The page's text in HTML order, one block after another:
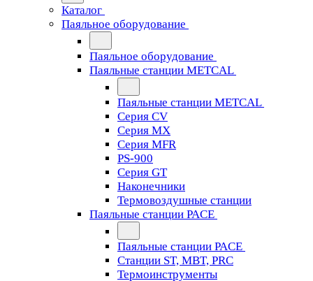
Каталог
Паяльное оборудование
Паяльное оборудование
Паяльные станции METCAL
Паяльные станции METCAL
Серия CV
Серия MX
Серия MFR
PS-900
Серия GT
Наконечники
Термовоздушные станции
Паяльные станции PACE
Паяльные станции PACE
Станции ST, MBT, PRC
Термоинструменты